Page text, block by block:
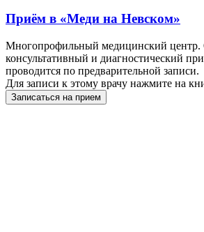
Приём в «Меди на Невском»
Многопрофильный медицинский центр.
консультативный и диагностический
проводится по предварительной записи.
Для записи к этому врачу нажмите на
Записаться на прием